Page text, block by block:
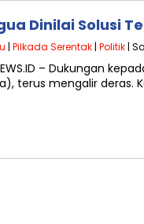
Dinilai Solusi
| Pilkada Serentak | Politik |
– Dukungan
terus mengalir deras.